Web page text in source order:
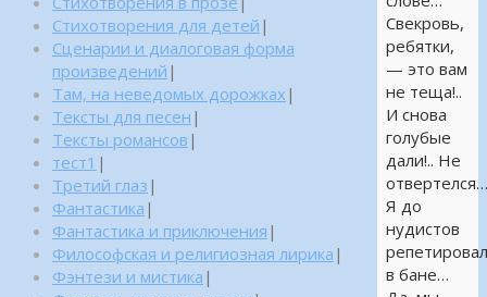
Свекровь,
ребятки,
— это вам
не теща!..
И снова
голубые
дали!.. Не
Я до
нудистов
в бане…
Стихотворения для детей |
Сценарии и диалоговая форма
произведений |
Там, на неведомых дорожках |
Тексты для песен |
Тексты романсов |
тест1 |
Третий глаз |
Фантастика |
Фантастика и приключения |
Философская и религиозная лирика |
Фэнтези и мистика |